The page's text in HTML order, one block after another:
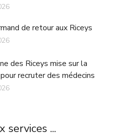
de retour aux Riceys
des Riceys mise sur la
recruter des médecins
services ...